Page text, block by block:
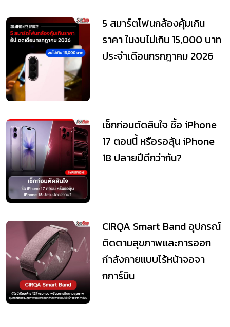
5 สมาร์ตโฟนกล้องคุ้มเกิน
ราคา ในงบไม่เกิน 15,000 บาท
ประจำเดือนกรกฎาคม 2026
เช็กก่อนตัดสินใจ ซื้อ iPhone
17 ตอนนี้ หรือรอลุ้น iPhone
18 ปลายปีดีกว่ากัน?
CIRQA Smart Band อุปกรณ์
ติดตามสุขภาพและการออก
กำลังกายแบบไร้หน้าจอจา
กการ์มิน